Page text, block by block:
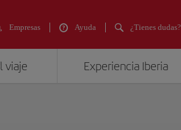
Empresas Ayuda ¿Tienes dudas?
viaje Experiencia Iberia